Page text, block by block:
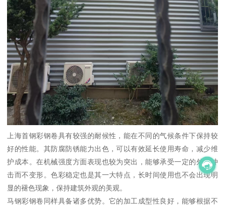
上海首钢彩钢卷具有较强的耐候性，能在不同的气候条件下保持较
好的性能。其防腐防锈能力出色，可以有效延长使用寿命，减少维
护成本。在机械强度方面表现也较为突出，能够承受一定的外力冲
击而不变形。色彩稳定也是其一大特点，长时间使用也不会出现明
显的褪色现象，保持建筑外观的美观。
马钢彩钢卷同样具备诸多优势。它的加工成型性良好，能够根据不